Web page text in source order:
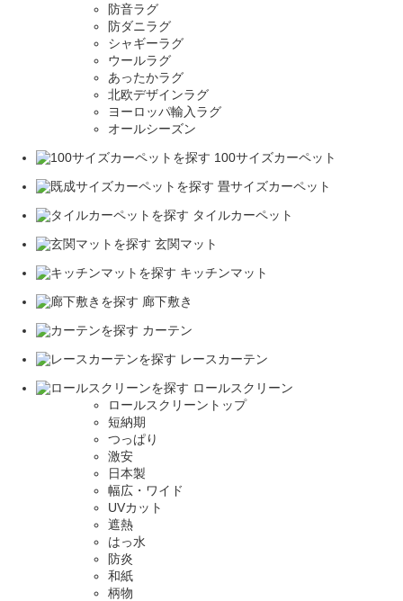
防音ラグ
防ダニラグ
シャギーラグ
ウールラグ
あったかラグ
北欧デザインラグ
ヨーロッパ輸入ラグ
オールシーズン
100サイズカーペット
畳サイズカーペット
タイルカーペット
玄関マット
キッチンマット
廊下敷き
カーテン
レースカーテン
ロールスクリーン
ロールスクリーントップ
短納期
つっぱり
激安
日本製
幅広・ワイド
UVカット
遮熱
はっ水
防炎
和紙
柄物